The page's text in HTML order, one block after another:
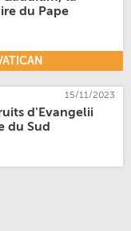
du Pape
15/11/2023
d'Evangelii
du Sud